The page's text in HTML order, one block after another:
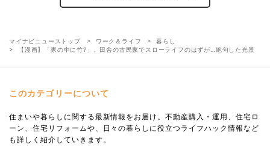
マイナビニューストップ ワーク＆ライフ
暮らし
【漫画】「家の中に竹?」、田舎の古民家でスローライフのはずが…絶句した光景
このカテゴリーについて
住まいや暮らしに関する最新情報をお届け。不動産購入・運用、住宅ロ
ーン、住宅リフォームや、日々の暮らしに役立つライフハック情報など
も詳しく紹介していきます。